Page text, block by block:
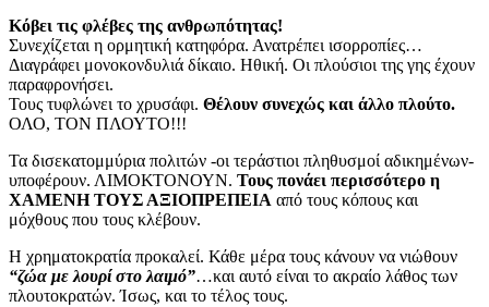
Κόβει τις φλέβες της ανθρωπότητας!
Συνεχίζεται η ορμητική κατηφόρα. Ανατρέπει ισορροπίες…
Διαγράφει μονοκονδυλιά δίκαιο. Ηθική. Οι πλούσιοι της γης έχουν
παραφρονήσει.
Τους τυφλώνει το χρυσάφι. Θέλουν συνεχώς και άλλο πλούτο.
ΟΛΟ, ΤΟΝ ΠΛΟΥΤΟ!!!
Τα δισεκατομμύρια πολιτών -οι τεράστιοι πληθυσμοί αδικημένων-
υποφέρουν. ΛΙΜΟΚΤΟΝΟΥΝ. Τους πονάει περισσότερο η
ΧΑΜΕΝΗ ΤΟΥΣ ΑΞΙΟΠΡΕΠΕΙΑ από τους κόπους και
μόχθους που τους κλέβουν.
Η χρηματοκρατία προκαλεί. Κάθε μέρα τους κάνουν να νιώθουν
“ζώα με λουρί στο λαιμό”…και αυτό είναι το ακραίο λάθος των
πλουτοκρατών. Ίσως, και το τέλος τους.